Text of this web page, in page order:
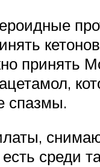
принять
спазмы.
среди